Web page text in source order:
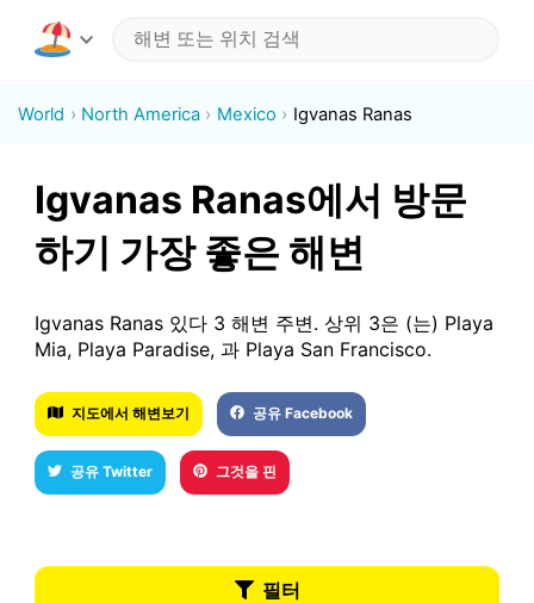
World North America Mexico Igvanas Ranas
Igvanas Ranas에서 방문
하기 가장 좋은 해변
Igvanas Ranas 있다 3 해변 주변. 상위 3은 (는) Playa
Mia, Playa Paradise, 과 Playa San Francisco.
지도에서 해변보기 공유 Facebook
공유 Twitter 그것을 핀
필터